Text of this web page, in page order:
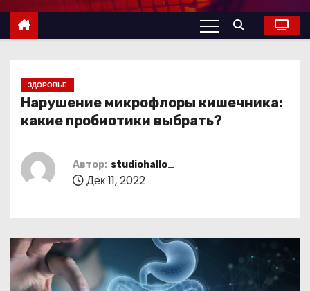
с
ЗДОРОВЬЕ
Нарушение микрофлоры кишечника:
какие пробиотики выбрать?
Автор: studiohallo_
Дек 11, 2022